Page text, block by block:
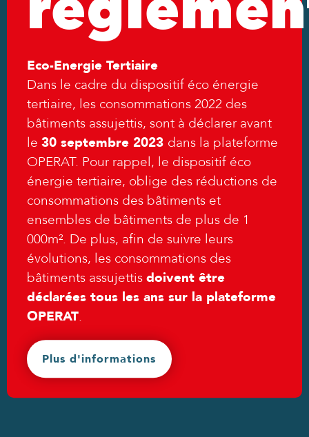
Eco-Energie Tertiaire
Dans le cadre du dispositif éco énergie
tertiaire, les consommations 2022 des
bâtiments assujettis, sont à déclarer avant
le 30 septembre 2023 dans la plateforme
OPERAT. Pour rappel, le dispositif éco
énergie tertiaire, oblige des réductions de
consommations des bâtiments et
ensembles de bâtiments de plus de 1
000m². De plus, afin de suivre leurs
évolutions, les consommations des
bâtiments assujettisdoivent être
déclarées tous les ans sur la plateforme
OPERAT.
Plus d'informations